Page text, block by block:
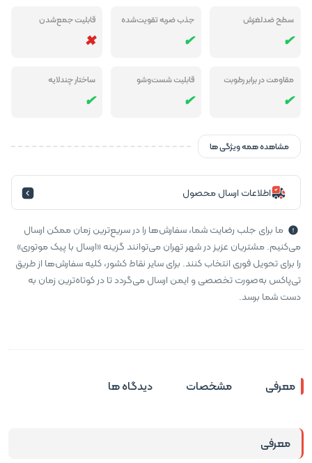
سطح ضدلغزش جذب ضربه تقویت‌شده قابلیت جمع‌شدن
مقاومت در برابر رطوبت قابلیت شست‌وشو ساختار چندلایه
مشاهده همه ویژگی ها
اطلاعات ارسال محصول
ما برای جلب رضایت شما، سفارش‌ها را در سریع‌ترین زمان ممکن ارسال
می‌کنیم. مشتریان عزیز در شهر تهران می‌توانند گزینه «ارسال با پیک موتوری»
را برای تحویل فوری انتخاب کنند. برای سایر نقاط کشور، کلیه سفارش‌ها از طریق
تی‌پاکس به‌صورت تخصصی و ایمن ارسال می‌گردد تا در کوتاه‌ترین زمان به
دست شما برسد.
معرفی مشخصات دیدگاه ها
معرفی